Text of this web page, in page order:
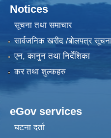
Notices
सूचना तथा समाचार
सार्वजनिक खरीद /बोलपत्र
एन, कानुन तथा निर्देशिका
कर तथा शुल्कहरु
eGov services
घटना दर्ता